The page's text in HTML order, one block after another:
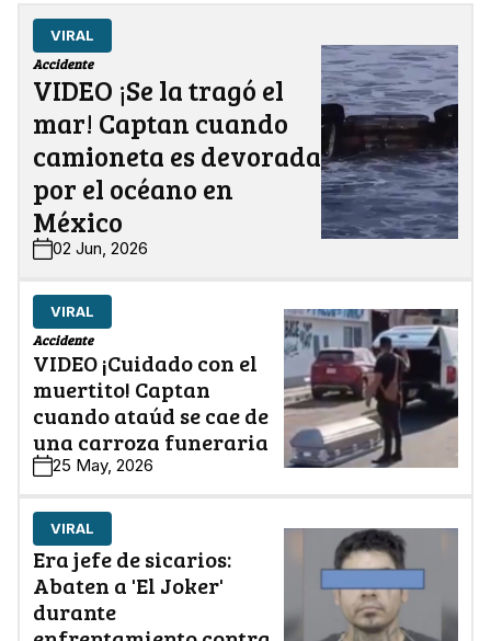
VIRAL
Accidente
VIDEO ¡Se la tragó el
mar! Captan cuando
camioneta es devorada
por el océano en
México
02 Jun, 2026
VIRAL
Accidente
VIDEO ¡Cuidado con el
muertito! Captan
cuando ataúd se cae de
una carroza funeraria
25 May, 2026
VIRAL
Era jefe de sicarios:
Abaten a 'El Joker'
durante